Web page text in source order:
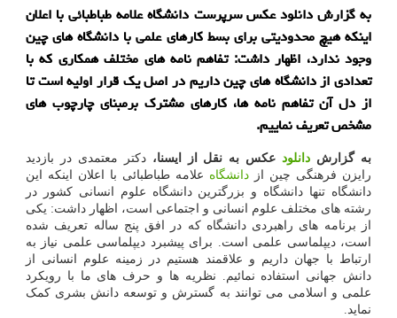
به گزارش دانلود عکس سرپرست دانشگاه علامه طباطبائی با اعلان
اینکه هیچ محدودیتی برای بسط کارهای علمی با دانشگاه های چین
وجود ندارد، اظهار داشت: تفاهم نامه های مختلف همکاری که با
تعدادی از دانشگاه های چین داریم در اصل یک قرار اولیه است تا
از دل آن تفاهم نامه ها، کارهای مشترک برمبنای چارچوب های
مشخص تعریف نماییم.
به گزارش دانلودعکس به نقل از ایسنا،دکتر معتمدی در بازدید
رایزن فرهنگی چین از دانشگاه علامه طباطبائی با اعلان اینکه این
دانشگاه تنها دانشگاه و بزرگترین دانشگاه علوم انسانی کشور در
رشته های مختلف علوم انسانی و اجتماعی است، اظهار داشت: یکی
از برنامه های راهبردی دانشگاه که در افق پنج ساله تعریف شده
است، دیپلماسی علمی است. برای پیشبرد دیپلماسی علمی نیاز به
ارتباط با جهان داریم و علاقمند هستیم در زمینه علوم انسانی از
دانش جهانی استفاده نمائیم. نظریه ها و حرف های ما با رویکرد
علمی و اسلامی می توانند به گسترش و توسعه دانش بشری کمک
نماید.